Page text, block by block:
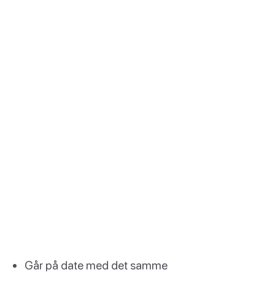
Går på date med det samme